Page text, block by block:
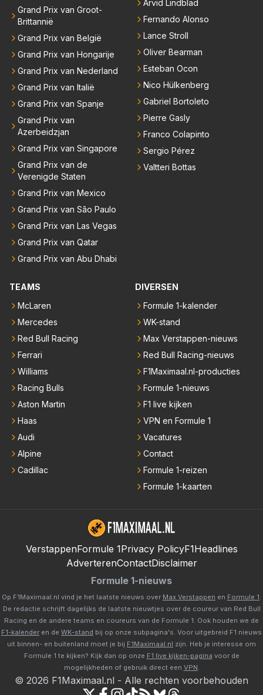
Grand Prix van Groot-
Brittannië
Grand Prix van België
Grand Prix van Hongarije
Grand Prix van Nederland
Grand Prix van Italië
Grand Prix van Spanje
Grand Prix van
Azerbeidzjan
Grand Prix van Singapore
Grand Prix van de
Verenigde Staten
Grand Prix van Mexico
Grand Prix van São Paulo
Grand Prix van Las Vegas
Grand Prix van Qatar
Grand Prix van Abu Dhabi
Arvid Lindblad
Fernando Alonso
Lance Stroll
Oliver Bearman
Esteban Ocon
Nico Hülkenberg
Gabriel Bortoleto
Pierre Gasly
Franco Colapinto
Sergio Pérez
Valtteri Bottas
TEAMS
McLaren
Mercedes
Red Bull Racing
Ferrari
Williams
Racing Bulls
Aston Martin
Haas
Audi
Alpine
Cadillac
DIVERSEN
Formule 1-kalender
WK-stand
Max Verstappen-nieuws
Red Bull Racing-nieuws
F1Maximaal.nl-producties
Formule 1-nieuws
F1 live kijken
VPN en Formule 1
Vacatures
Contact
Formule 1-reizen
Formule 1-kaarten
VerstappenFormule 1Privacy PolicyF1Headlines
AdverterenContactDisclaimer
Formule 1-nieuws
Op F1Maximaal.nl vind je het laatste nieuws over Max Verstappen en Formule 1
De redactie schrijft dagelijks de laatste nieuwtjes over de coureur van Red Bull
Racing en de andere teams en coureurs van de Formule 1. Ook houden we de
F1-kalender en de WK-stand bij op onze subpagina's. Voor uitgebreid F1 nieuws
uit binnen- en buitenland moet je bij F1Maximaal.nl zijn. Heb je interesse om
Formule 1 te kijken? Kijk dan op onze F1 live kijken-pagina voor de
mogelijkheden of gebruik direct een VPN
© 2026 F1Maximaal.nl - Alle rechten voorbehouden